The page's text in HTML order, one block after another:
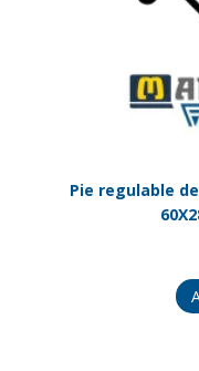
Pie regulable